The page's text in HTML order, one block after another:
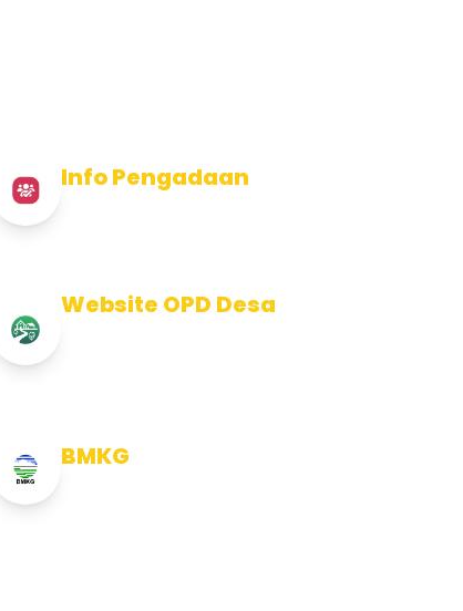
Info Pengadaan
Website OPD Desa
BMKG